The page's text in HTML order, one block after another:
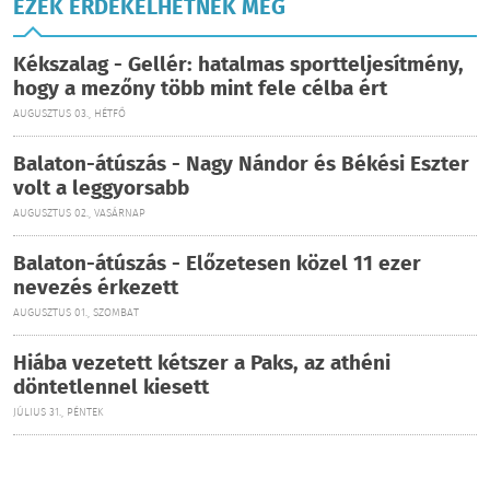
EZEK ÉRDEKELHETNEK MÉG
Kékszalag - Gellér: hatalmas sportteljesítmény,
hogy a mezőny több mint fele célba ért
AUGUSZTUS 03., HÉTFŐ
Balaton-átúszás - Nagy Nándor és Békési Eszter
volt a leggyorsabb
AUGUSZTUS 02., VASÁRNAP
Balaton-átúszás - Előzetesen közel 11 ezer
nevezés érkezett
AUGUSZTUS 01., SZOMBAT
Hiába vezetett kétszer a Paks, az athéni
döntetlennel kiesett
JÚLIUS 31., PÉNTEK